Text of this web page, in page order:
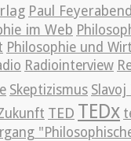
Paul Feyerabend
im Web
Philosophie und
Radiointerview
Skeptizismus Slavoj
TED TEDx